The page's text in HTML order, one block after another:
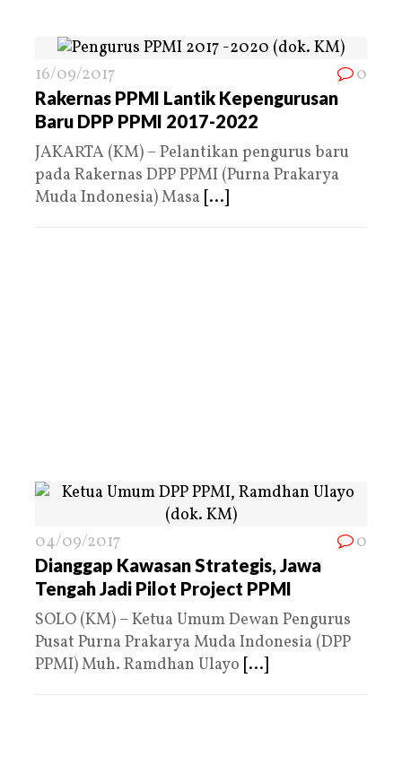
16/09/2017 0
Rakernas PPMI Lantik Kepengurusan
Baru DPP PPMI 2017-2022
JAKARTA (KM) – Pelantikan pengurus baru
pada Rakernas DPP PPMI (Purna Prakarya
Muda Indonesia) Masa [...]
04/09/2017 0
Dianggap Kawasan Strategis, Jawa
Tengah Jadi Pilot Project PPMI
SOLO (KM) – Ketua Umum Dewan Pengurus
Pusat Purna Prakarya Muda Indonesia (DPP
PPMI) Muh. Ramdhan Ulayo [...]